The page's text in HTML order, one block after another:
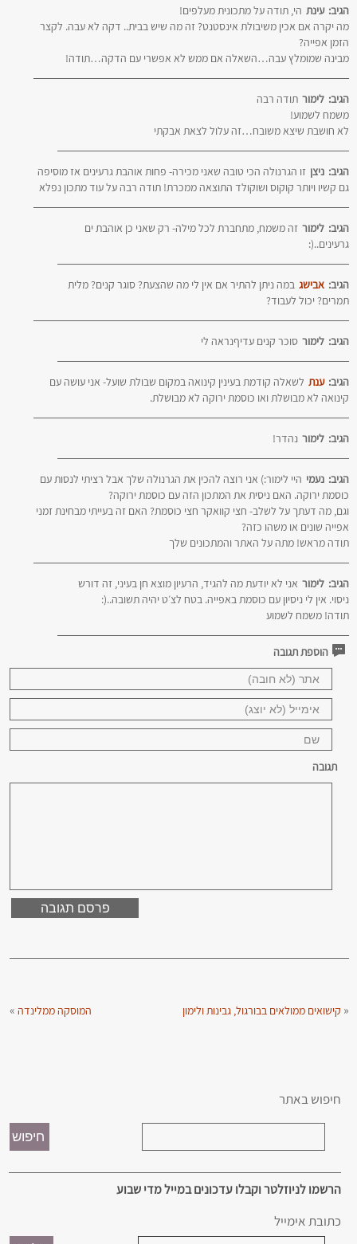
עינת הגיב:
הי, תודה על מתכונית מעלפים!
מה יקרה אם אכין משיבולת אינסטנט? זה מה שיש בבית.. דקה לא עבה. לקצר
הזמן אפייה?
מבינה שמומלץ עבה…השאלה אם ממש לא אפשרי עם הדקה…תודה!
לימור הגיב:
תודה רבה
משמח לשמוע!
לא חושבת שיצא משובח…זה עלול לצאת אבקתי
ניצן הגיב:
זו הגרנולה הכי טובה שאני מכירה- פחות אוהבת גרעינים אז מוסיפה
גם קשיו ויותר קוקוס ושוקולד התוצאה ממכרת! תודה רבה על עוד מתכון נפלא
לימור הגיב:
זה משמח, מתחברת לכל מילה- רק שאני כן אוהבת ים
גרעינים..(:
אבישג הגיב:
במה ניתן להתיר אם אין לי מה שהצעת? סוגר קנים? מלית
תמרים? יכול לעבוד?
לימור הגיב: סוכר קנים עדיףנראה לי
ענת הגיב:
לשאלה קודמת בעינין קינואה במקום שבולת שועל- אני עושה עם
קינואה לא מבושלת ואו כוסמת ירוקה לא מבושלת.
לימור הגיב: נהדר!
נעמי הגיב:
היי לימור:) אני רוצה להכין את הגרנולה שלך אבל רציתי לנסות עם
כוסמת ירוקה. האם ניסית את המתכון הזה עם כוסמת ירוקה?
וגם, מה דעתך על לשלב- חצי קוואקר חצי כוסמת? האם זה בעייתי מבחינת זמני
אפייה שונים או משהו כזה?
תודה מראש! מתה על האתר והמתכונים שלך
לימור הגיב:
אני לא יודעת מה להגיד, הרעיון מוצא חן בעיני, זה דורש
ניסוי. אין לי ניסיון עם כוסמת באפייה. בטח לצ׳ט יהיה תשובה..(:
תודה! משמח לשמוע
הוספת תגובה
תגובה
« קישואים ממולאים בבורגול, גבינות ולימון המוסקה ממלינדה»
חיפוש באתר
הרשמו לניוזלטר וקבלו עדכונים במייל מדי שבוע
כתובת אימייל